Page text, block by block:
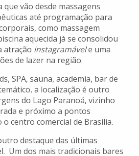
que vão desde massagens
até programação para
como massagem
aquecida já se consolidou
atração instagramávele uma
de lazer na região.
SPA, sauna, academia, bar de
a localização é outro
do Lago Paranoá, vizinho
e próximo a pontos
centro comercial de Brasília.
destaque das últimas
Um dos mais tradicionais bares